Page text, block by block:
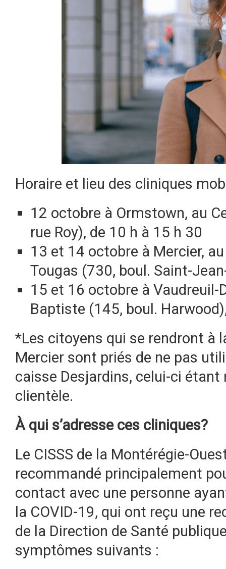
Horaire et lieu des cliniques
12 octobre à Ormstown, au
rue Roy), de 10 h à 15 h 30
13 et 14 octobre à Mercier,
Tougas (730, boul. Saint-
15 et 16 octobre à Vaudreuil-
Baptiste (145, boul.
*Les citoyens qui se rendront à
Mercier sont priés de ne pas
caisse Desjardins, celui-ci étant
clientèle.
À qui s’adresse ces cliniques?
Le CISSS de la Montérégie-
recommandé principalement
contact avec une personne
la COVID-19, qui ont reçu une
de la Direction de Santé
symptômes suivants :